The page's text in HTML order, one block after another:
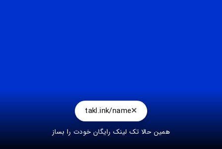
takl.ink/name
همین حالا تک لینک رایگان خودت را بساز